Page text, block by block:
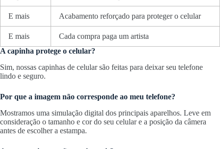
E mais Acabamento reforçado para proteger o celular
E mais
Cada compra paga um artista
A capinha protege o celular?
Sim, nossas capinhas de celular são feitas para deixar seu telefone
lindo e seguro.
Por que a imagem não corresponde ao meu telefone?
Mostramos uma simulação digital dos principais aparelhos. Leve em
consideração o tamanho e cor do seu celular e a posição da câmera
antes de escolher a estampa.